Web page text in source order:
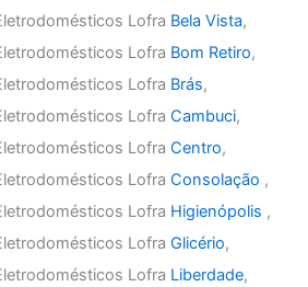
Lofra Bela Vista,
Lofra Bom Retiro,
Lofra Brás,
LofraCambuci,
LofraCentro,
LofraConsolação ,
Lofra Higienópolis ,
LofraGlicério,
Lofra Liberdade,